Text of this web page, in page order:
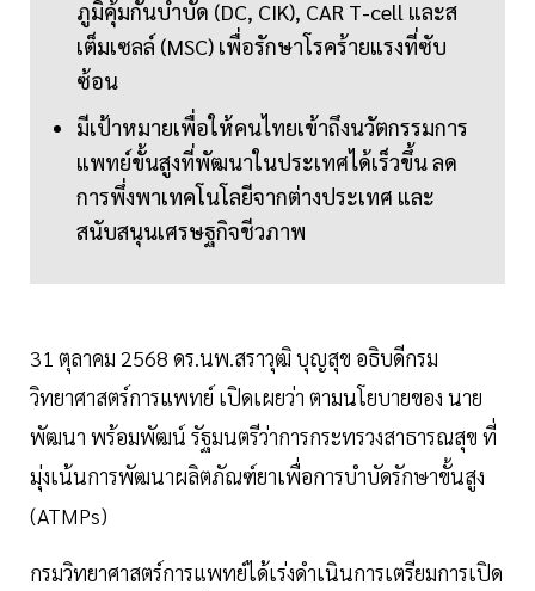
ภูมิคุ้มกันบำบัด (DC, CIK), CAR T-cell และส
เต็มเซลล์ (MSC) เพื่อรักษาโรคร้ายแรงที่ซับ
ซ้อน
มีเป้าหมายเพื่อให้คนไทยเข้าถึงนวัตกรรมการ
แพทย์ขั้นสูงที่พัฒนาในประเทศได้เร็วขึ้น ลด
การพึ่งพาเทคโนโลยีจากต่างประเทศ และ
สนับสนุนเศรษฐกิจชีวภาพ
31 ตุลาคม 2568 ดร.นพ.สราวุฒิ บุญสุข อธิบดีกรม
วิทยาศาสตร์การแพทย์ เปิดเผยว่า ตามนโยบายของ นาย
พัฒนา พร้อมพัฒน์ รัฐมนตรีว่าการกระทรวงสาธารณสุข ที่
มุ่งเน้นการพัฒนาผลิตภัณฑ์ยาเพื่อการบำบัดรักษาขั้นสูง
(ATMPs)
กรมวิทยาศาสตร์การแพทย์ได้เร่งดำเนินการเตรียมการเปิด